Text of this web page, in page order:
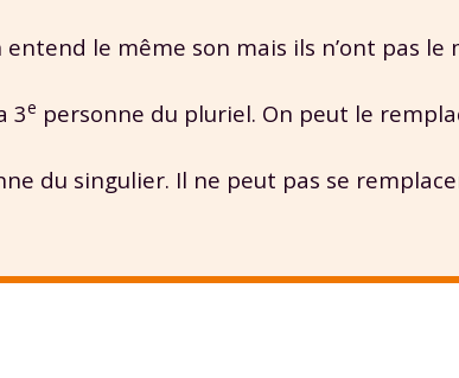
le même son mais ils n’ont pas le
3e personne du pluriel. On peut le
du singulier. Il ne peut pas se
progresser et de
de soutien scolaire !